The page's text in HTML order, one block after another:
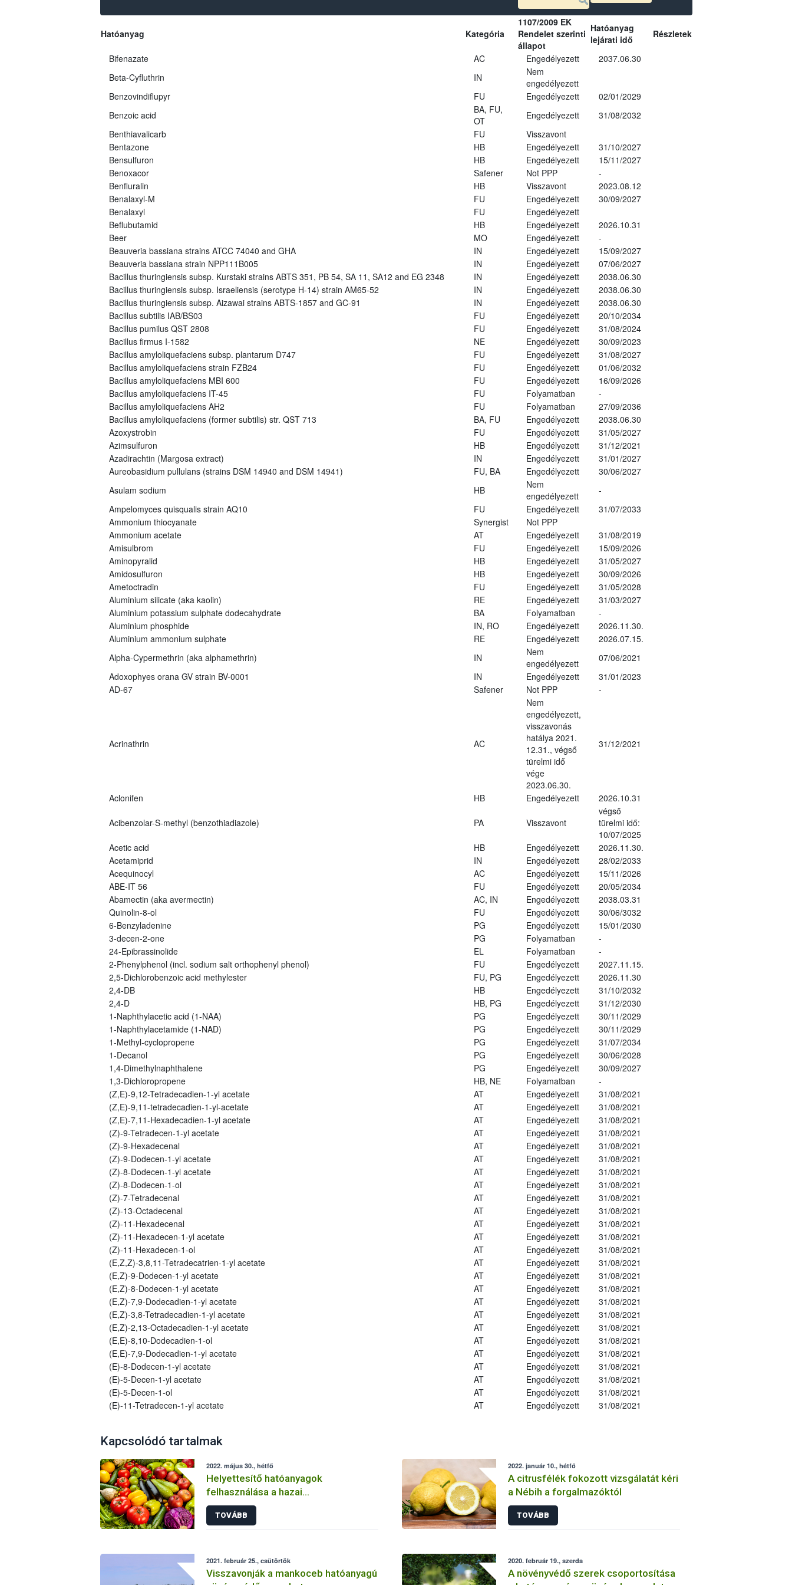
Hatóanyag Kategória
1107/2009 EK
Rendelet szerinti
állapot
Hatóanyag
lejárati idő
Részletek
Bifenazate AC Engedélyezett
2037.06.30
Beta-Cyfluthrin
IN
Nem
engedélyezett
Benzovindiflupyr
FU Engedélyezett
02/01/2029
Benzoic acid
BA, FU,
OT
Engedélyezett
31/08/2032
Benthiavalicarb
FU
Visszavont
Bentazone
HB Engedélyezett
31/10/2027
Bensulfuron
HB Engedélyezett
15/11/2027
Benoxacor
Safener Not PPP
-
Benfluralin
HB Visszavont
2023.08.12
Benalaxyl-M
FU Engedélyezett
30/09/2027
Benalaxyl
FU
Engedélyezett
Beflubutamid
HB Engedélyezett
2026.10.31
Beer
MO Engedélyezett
-
Beauveria bassiana strains ATCC 74040 and GHA
IN Engedélyezett
15/09/2027
Beauveria bassiana strain NPP111B005
IN Engedélyezett
07/06/2027
Bacillus thuringiensis subsp. Kurstaki strains ABTS 351, PB 54, SA 11, SA12 and EG 2348
IN Engedélyezett
2038.06.30
Bacillus thuringiensis subsp. Israeliensis (serotype H-14) strain AM65-52
IN Engedélyezett
2038.06.30
Bacillus thuringiensis subsp. Aizawai strains ABTS-1857 and GC-91
IN Engedélyezett
2038.06.30
Bacillus subtilis IAB/BS03
FU Engedélyezett
20/10/2034
Bacillus pumilus QST 2808
FU Engedélyezett
31/08/2024
Bacillus firmus I-1582
NE Engedélyezett
30/09/2023
Bacillus amyloliquefaciens subsp. plantarum D747
FU Engedélyezett
31/08/2027
Bacillus amyloliquefaciens strain FZB24
FU Engedélyezett
01/06/2032
Bacillus amyloliquefaciens MBI 600
FU Engedélyezett
16/09/2026
Bacillus amyloliquefaciens IT-45
FU Folyamatban
-
Bacillus amyloliquefaciens AH2
FU Folyamatban
27/09/2036
Bacillus amyloliquefaciens (former subtilis) str. QST 713
BA, FU Engedélyezett
2038.06.30
Azoxystrobin
FU Engedélyezett
31/05/2027
Azimsulfuron
HB Engedélyezett
31/12/2021
Azadirachtin (Margosa extract)
IN Engedélyezett
31/01/2027
Aureobasidium pullulans (strains DSM 14940 and DSM 14941)
FU, BA Engedélyezett
30/06/2027
Asulam sodium
HB
Nem
engedélyezett
-
Ampelomyces quisqualis strain AQ10
FU Engedélyezett
31/07/2033
Ammonium thiocyanate
Synergist
Not PPP
Ammonium acetate
AT Engedélyezett
31/08/2019
Amisulbrom
FU Engedélyezett
15/09/2026
Aminopyralid
HB Engedélyezett
31/05/2027
Amidosulfuron
HB Engedélyezett
30/09/2026
Ametoctradin
FU Engedélyezett
31/05/2028
Aluminium silicate (aka kaolin)
RE Engedélyezett
31/03/2027
Aluminium potassium sulphate dodecahydrate
BA Folyamatban
-
Aluminium phosphide
IN, RO Engedélyezett
2026.11.30.
Aluminium ammonium sulphate
RE Engedélyezett
2026.07.15.
Alpha-Cypermethrin (aka alphamethrin)
IN
Nem
engedélyezett
07/06/2021
Adoxophyes orana GV strain BV-0001
IN Engedélyezett
31/01/2023
AD-67
Safener Not PPP -
Acrinathrin AC
Nem
engedélyezett,
visszavonás
hatálya 2021.
12.31., végső
türelmi idő
vége
2023.06.30.
31/12/2021
Aclonifen HB Engedélyezett 2026.10.31
Acibenzolar-S-methyl (benzothiadiazole) PA Visszavont
végső
türelmi idő:
10/07/2025
Acetic acid
HB Engedélyezett
2026.11.30.
Acetamiprid
IN Engedélyezett
28/02/2033
Acequinocyl
AC Engedélyezett
15/11/2026
ABE-IT 56
FU Engedélyezett
20/05/2034
Abamectin (aka avermectin)
AC, IN Engedélyezett
2038.03.31
Quinolin-8-ol
FU Engedélyezett
30/06/3032
6-Benzyladenine
PG Engedélyezett
15/01/2030
3-decen-2-one
PG Folyamatban
-
24-Epibrassinolide
EL Folyamatban
-
2-Phenylphenol (incl. sodium salt orthophenyl phenol)
FU Engedélyezett
2027.11.15.
2,5-Dichlorobenzoic acid methylester
FU, PG Engedélyezett
2026.11.30
2,4-DB
HB Engedélyezett
31/10/2032
2,4-D
HB, PG Engedélyezett
31/12/2030
1-Naphthylacetic acid (1-NAA)
PG Engedélyezett
30/11/2029
1-Naphthylacetamide (1-NAD)
PG Engedélyezett
30/11/2029
1-Methyl-cyclopropene
PG Engedélyezett
31/07/2034
1-Decanol
PG Engedélyezett
30/06/2028
1,4-Dimethylnaphthalene
PG Engedélyezett
30/09/2027
1,3-Dichloropropene
HB, NE Folyamatban
-
(Z,E)-9,12-Tetradecadien-1-yl acetate
AT Engedélyezett
31/08/2021
(Z,E)-9,11-tetradecadien-1-yl-acetate
AT Engedélyezett
31/08/2021
(Z,E)-7,11-Hexadecadien-1-yl acetate
AT Engedélyezett
31/08/2021
(Z)-9-Tetradecen-1-yl acetate
AT Engedélyezett
31/08/2021
(Z)-9-Hexadecenal
AT Engedélyezett
31/08/2021
(Z)-9-Dodecen-1-yl acetate
AT Engedélyezett
31/08/2021
(Z)-8-Dodecen-1-yl acetate
AT Engedélyezett
31/08/2021
(Z)-8-Dodecen-1-ol
AT Engedélyezett
31/08/2021
(Z)-7-Tetradecenal
AT Engedélyezett
31/08/2021
(Z)-13-Octadecenal
AT Engedélyezett
31/08/2021
(Z)-11-Hexadecenal
AT Engedélyezett
31/08/2021
(Z)-11-Hexadecen-1-yl acetate
AT Engedélyezett
31/08/2021
(Z)-11-Hexadecen-1-ol
AT Engedélyezett
31/08/2021
(E,Z,Z)-3,8,11-Tetradecatrien-1-yl acetate
AT Engedélyezett
31/08/2021
(E,Z)-9-Dodecen-1-yl acetate
AT Engedélyezett
31/08/2021
(E,Z)-8-Dodecen-1-yl acetate
AT Engedélyezett
31/08/2021
(E,Z)-7,9-Dodecadien-1-yl acetate
AT Engedélyezett
31/08/2021
(E,Z)-3,8-Tetradecadien-1-yl acetate
AT Engedélyezett
31/08/2021
(E,Z)-2,13-Octadecadien-1-yl acetate
AT Engedélyezett
31/08/2021
(E,E)-8,10-Dodecadien-1-ol
AT Engedélyezett
31/08/2021
(E,E)-7,9-Dodecadien-1-yl acetate
AT Engedélyezett
31/08/2021
(E)-8-Dodecen-1-yl acetate
AT Engedélyezett
31/08/2021
(E)-5-Decen-1-yl acetate
AT Engedélyezett
31/08/2021
(E)-5-Decen-1-ol
AT Engedélyezett
31/08/2021
(E)-11-Tetradecen-1-yl acetate
AT Engedélyezett 31/08/2021
Kapcsolódó tartalmak
2022. május 30., hétfő
Helyettesítő hatóanyagok
felhasználása a hazai
növényvédelemben
TOVÁBB
2022. január 10., hétfő
A citrusfélék fokozott vizsgálatát kéri
a Nébih a forgalmazóktól
TOVÁBB
2021. február 25., csütörtök
Visszavonják a mankoceb hatóanyagú
2020. február 19., szerda
A növényvédő szerek csoportosítása